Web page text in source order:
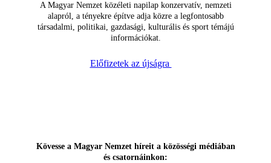
A Magyar Nemzet közéleti napilap konzervatív, nemzeti
alapról, a tényekre építve adja közre a legfontosabb
társadalmi, politikai, gazdasági, kulturális és sport témájú
információkat.
Előfizetek az újságra
Kövesse a Magyar Nemzet híreit a közösségi médiában
és csatornáinkon: